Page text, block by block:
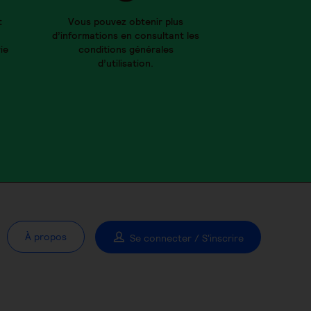
Vous pouvez obtenir plus
d’informations en consultant les
conditions générales
d’utilisation.
À propos Se connecter / S'inscrire